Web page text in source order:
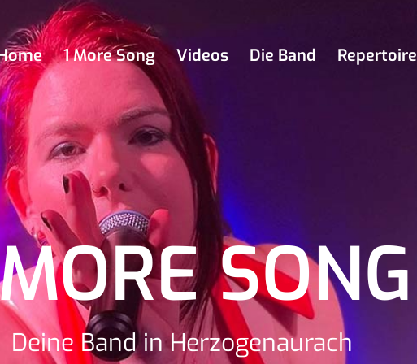
1 More Song Videos Die Band Repertoire
SONG
Deine Band in Herzogenaurach